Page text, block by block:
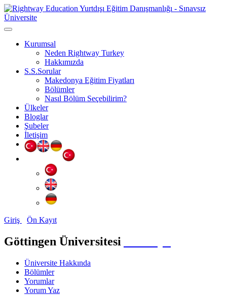
Kurumsal
Neden Rightway Turkey
Hakkımızda
S.S.Sorular
Makedonya Eğitim Fiyatları
Bölümler
Nasıl Bölüm Seçebilirim?
Ülkeler
Bloglar
Şubeler
İletişim
Giriş Ön Kayıt
Göttingen Üniversitesi
Üniversite Hakkında
Bölümler
Yorumlar
Yorum Yaz